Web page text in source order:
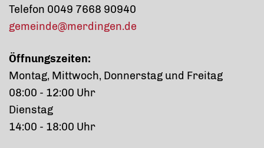
Telefon 0049 7668 90940
gemeinde@merdingen.de
Öffnungszeiten:
Montag, Mittwoch, Donnerstag und Freitag
08:00 - 12:00 Uhr
Dienstag
14:00 - 18:00 Uhr